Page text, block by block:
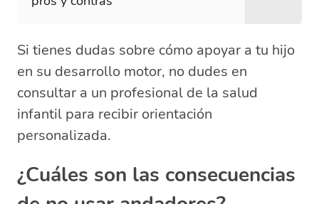
Si tienes dudas sobre cómo apoyar a tu hijo
en su desarrollo motor, no dudes en
consultar a un profesional de la salud
infantil para recibir orientación
personalizada.
¿Cuáles son las consecuencias